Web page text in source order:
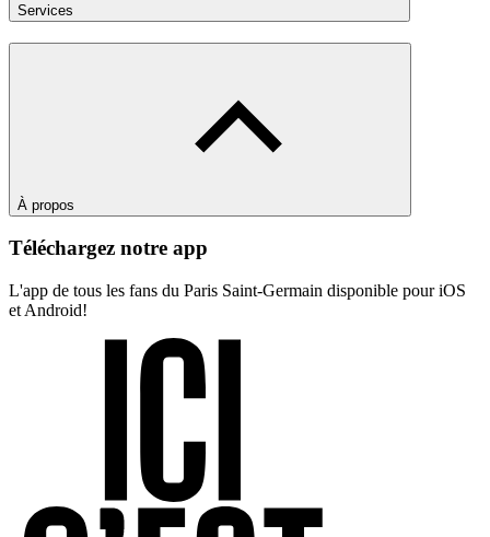
Services
À propos
Téléchargez notre app
L'app de tous les fans du Paris Saint-Germain disponible pour iOS
et Android!